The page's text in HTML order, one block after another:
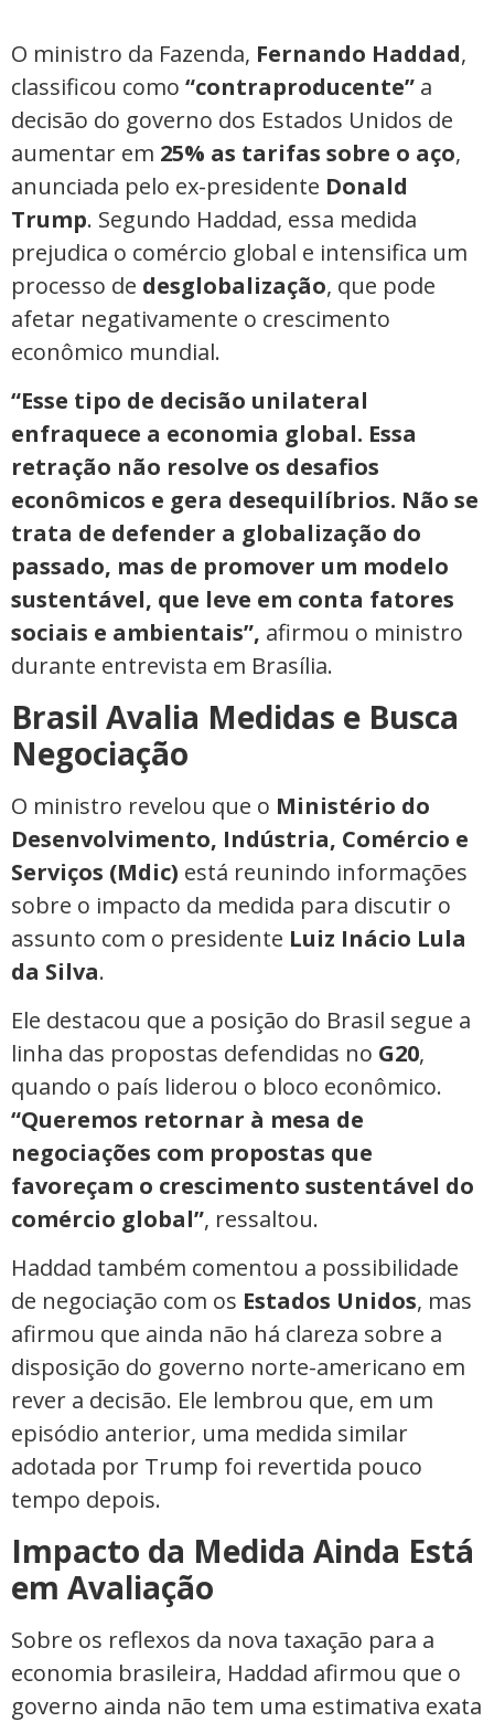
O ministro da Fazenda, Fernando Haddad,
classificou como “contraproducente” a
decisão do governo dos Estados Unidos de
aumentar em 25% as tarifas sobre o aço,
anunciada pelo ex-presidente Donald
Trump. Segundo Haddad, essa medida
prejudica o comércio global e intensifica um
processo de desglobalização, que pode
afetar negativamente o crescimento
econômico mundial.
“Esse tipo de decisão unilateral
enfraquece a economia global. Essa
retração não resolve os desafios
econômicos e gera desequilíbrios. Não se
trata de defender a globalização do
passado, mas de promover um modelo
sustentável, que leve em conta fatores
sociais e ambientais”, afirmou o ministro
durante entrevista em Brasília.
Brasil Avalia Medidas e Busca
Negociação
O ministro revelou que o Ministério do
Desenvolvimento, Indústria, Comércio e
Serviços (Mdic) está reunindo informações
sobre o impacto da medida para discutir o
assunto com o presidente Luiz Inácio Lula
da Silva.
Ele destacou que a posição do Brasil segue a
linha das propostas defendidas no G20,
quando o país liderou o bloco econômico.
“Queremos retornar à mesa de
negociações com propostas que
favoreçam o crescimento sustentável do
comércio global”, ressaltou.
Haddad também comentou a possibilidade
de negociação com os Estados Unidos, mas
afirmou que ainda não há clareza sobre a
disposição do governo norte-americano em
rever a decisão. Ele lembrou que, em um
episódio anterior, uma medida similar
adotada por Trump foi revertida pouco
tempo depois.
Impacto da Medida Ainda Está
em Avaliação
Sobre os reflexos da nova taxação para a
economia brasileira, Haddad afirmou que o
governo ainda não tem uma estimativa exata